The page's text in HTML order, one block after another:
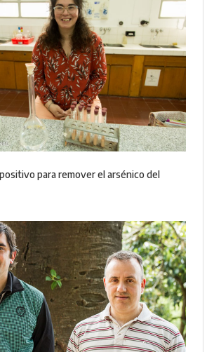
para remover el arsénico del